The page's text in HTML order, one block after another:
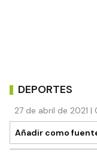
DEPORTES
27 de abril de 2021
Añadir como